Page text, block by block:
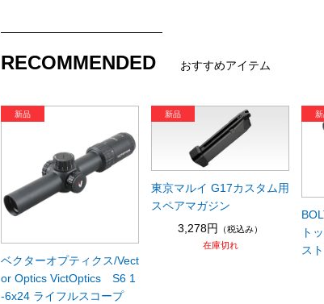
RECOMMENDED おすすめアイテム
ベクターオプティクス/Vect
or Optics VictOptics S6 1
-6x24 ライフルスコープ
東京マルイ G17カスタム用
スペアマガジン
3,278円
（税込み）
在庫切れ
ト
ス